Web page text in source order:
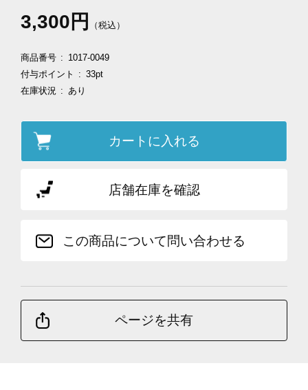
3,300円 （税込）
商品番号
1017-0049
付与ポイント
33pt
在庫状況
あり
カートに入れる
店舗在庫を確認
この商品について問い合わせる
ページを共有